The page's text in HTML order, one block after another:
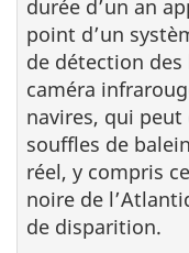
durée d’un an
point d’un
de détection des
caméra
navires, qui
souffles de
réel, y compris
noire de
de disparition.